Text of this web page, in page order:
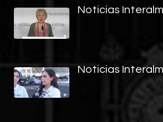
Noticias
Noticias